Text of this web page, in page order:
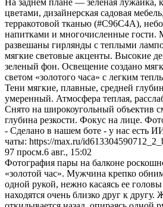
цветами, дизайнерская садовая
терракотовой тканью (#C96C4A),
напитками и многочисленные гости.
развешаны гирлянды с теплыми
мягкие световые акценты. Высокие
зеленый фон. Освещение создано
светом «золотого часа» с легким
Тени мягкие, плавные, средней
умеренный. Атмосфера теплая,
Снято на широкоугольный объектив
глубина резкости. Фокус на лице.
- Сделано в нашем боте - у нас есть
чаты: https://max.ru/
97 просм.6 авг., 15:02
Фотография пары на балконе
«золотой час». Мужчина крепко
одной рукой, нежно касаясь ее
находятся очень близко друг к другу.